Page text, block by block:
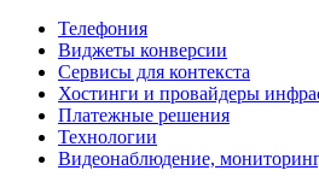
Телефония
Виджеты конверсии
Сервисы для контекста
Хостинги и провайдеры
Платежные решения
Технологии
Видеонаблюдение,